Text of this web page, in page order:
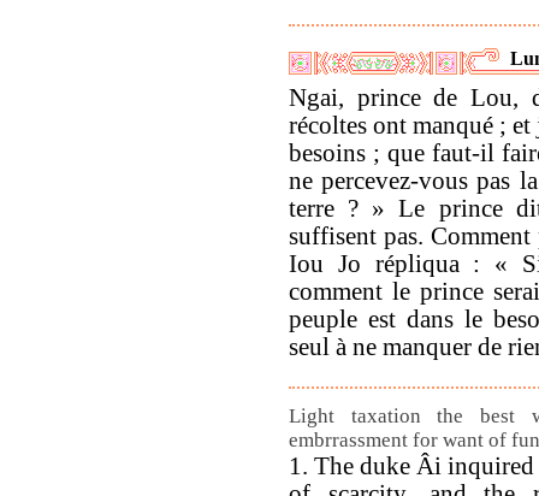
Ngai, prince de Lou,
récoltes ont manqué ; et
besoins ; que faut-il
ne percevez-vous pas
terre ? » Le prince
suffisent pas.
Iou Jo répliqua : «
comment le prince
peuple est dans le
seul à ne manquer de
Light taxation the best
embrrassment for want of
1. The duke Âi